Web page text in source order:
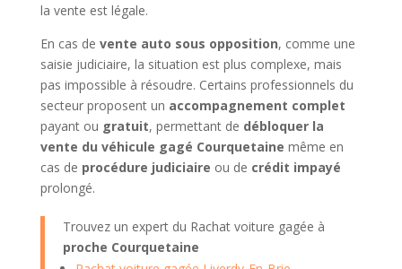
la vente est légale.
En cas de vente auto sous opposition, comme une
saisie judiciaire, la situation est plus complexe, mais
pas impossible à résoudre. Certains professionnels du
secteur proposent un accompagnement complet
payant ou gratuit, permettant de débloquer la
vente du véhicule gagé Courquetaine même en
cas de procédure judiciaire ou de crédit impayé
prolongé.
Trouvez un expert du Rachat voiture gagée à
proche Courquetaine